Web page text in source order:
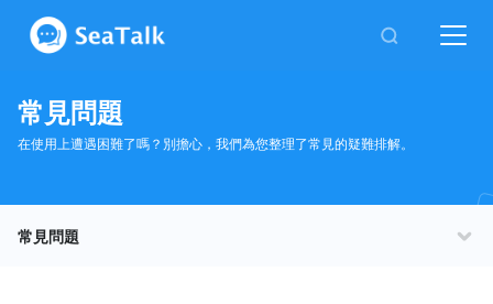
常見問題
在使用上遭遇困難了嗎？別擔心，我們為您整理了常見的疑難排解。
常見問題
帳號管理與資訊安全